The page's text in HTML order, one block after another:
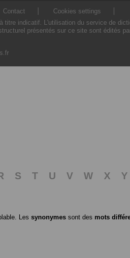
Contact
Cookies settings
indicatif. L'utilisation du service de
présentés sur ce site sont édités
S T U V W X Y
Les synonymes sont des mots